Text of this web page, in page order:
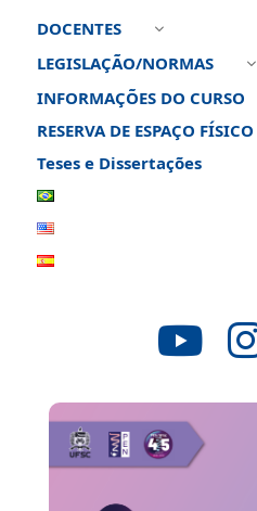
DOCENTES 3
LEGISLAÇÃO/NORMAS 3
INFORMAÇÕES DO CURSO
RESERVA DE ESPAÇO FÍSICO
Teses e Dissertações